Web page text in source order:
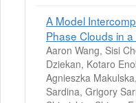
A Model
Phase Clouds in
Aaron Wang, Sisi
Dziekan, Kotaro
Agnieszka
Sardina, Grigory